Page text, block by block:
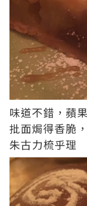
味道不錯，蘋
批面焗得香脆
朱古力梳乎理